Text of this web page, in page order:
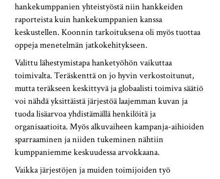
hankekumppanien yhteistyöstä niin hankkeiden
raporteista kuin hankekumppanien kanssa
keskustellen. Koonnin tarkoituksena oli myös tuottaa
oppeja menetelmän jatkokehitykseen.
Valittu lähestymistapa hanketyöhön vaikuttaa
toimivalta. Teräskenttä on jo hyvin verkostoitunut,
mutta teräkseen keskittyvä ja globaalisti toimiva säätiö
voi nähdä yksittäistä järjestöä laajemman kuvan ja
tuoda lisäarvoa yhdistämällä henkilöitä ja
organisaatioita. Myös alkuvaiheen kampanja-aihioiden
sparraaminen ja niiden tukeminen nähtiin
kumppaniemme keskuudessa arvokkaana.
Vaikka järjestöjen ja muiden toimijoiden työ